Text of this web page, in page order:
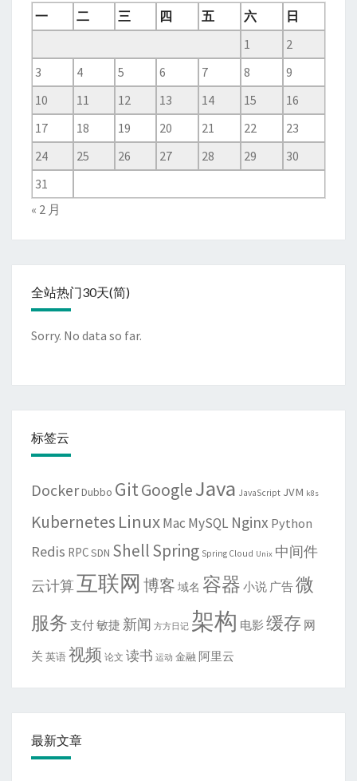
一 二 三 四 五 六
日
1
2
3
4 5 6 7 8
9
10
11 12 13 14 15
16
17
18 19 20 21 22
23
24
25 26 27 28 29
30
31
« 2 月
全站热门30天(简)
Sorry. No data so far.
标签云
DockerDubbo GitGoogleJava JavaScript JVM k8s
Kubernetes LinuxMac MySQL Nginx Python
Redis RPCSDN ShellSpring Spring Cloud Unix 中间件
云计算互联网 博客 域名 容器 小说 广告微
服务 支付敏捷 新闻 方方日记 架构 电影 缓存 网
关 英语视频 论文 读书 运动 金融 阿里云
最新文章